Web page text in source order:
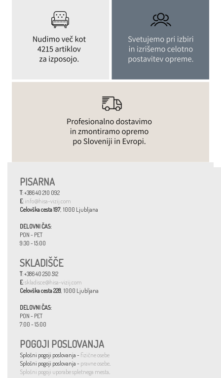
PISARNA
T: +386 40 210 092
E: info@hisa-vizij.com
Celovška cesta 197, 1000 Ljubljana
DELOVNI ČAS:
PON - PET
9:30 - 15:00
SKLADIŠČE
T: +386 40 250 512
E:skladisce@hisa-vizij.com
Celovška cesta 228, 1000 Ljubljana
DELOVNI ČAS:
PON - PET
7:00 - 15:00
POGOJI POSLOVANJA
Splošni pogoji poslovanja - fizične osebe
Splošni pogoji poslovanja - pravne osebe.
Splošni pogoji uporabe spletnega mesta.